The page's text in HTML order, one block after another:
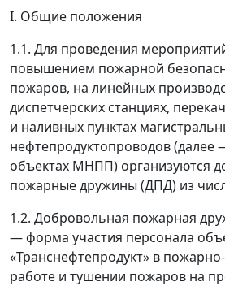
I. Общие положения
1.1. Для проведения
повышением пожарной
пожаров, на линейных
диспетчерских станциях,
и наливных пунктах
нефтепродуктопроводов (далее
объектах МНПП) организуются
пожарные дружины (ДПД) из
1.2. Добровольная пожарная
—форма участия персонала
«Транснефтепродукт» в
работе и тушении пожаров на